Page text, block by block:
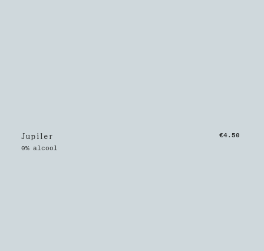
Jupiler
0% alcool
€4.50